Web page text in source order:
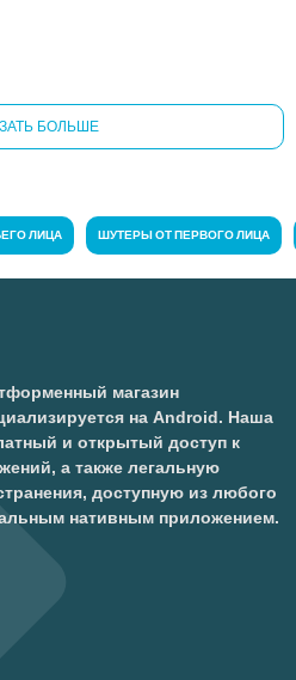
БОЛЬШЕ
ЛИЦА ШУТЕРЫ ОТ ПЕРВОГО ЛИЦА
магазин
на Android. Наша
и открытый доступ к
а также легальную
доступную из любого
нативным приложением.